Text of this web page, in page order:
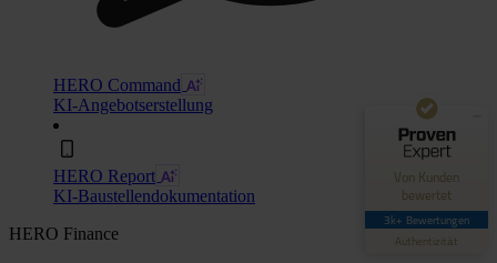
HERO Command
KI-Angebotserstellung
HERO Report
KI-Baustellendokumentation
HERO Finance
Von Kunden
bewertet
3k+ Bewertungen
Authentizität
62
Bewertungen auf
ProvenExpert.com
Blick aufs ProvenExpert-Profil werfen